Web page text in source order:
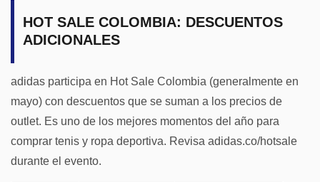
HOT SALE COLOMBIA: DESCUENTOS
ADICIONALES
adidas participa en Hot Sale Colombia (generalmente en
mayo) con descuentos que se suman a los precios de
outlet. Es uno de los mejores momentos del año para
comprar tenis y ropa deportiva. Revisa adidas.co/hotsale
durante el evento.